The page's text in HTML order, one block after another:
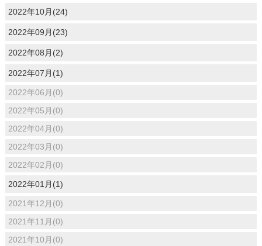
2022年10月(24)
2022年09月(23)
2022年08月(2)
2022年07月(1)
2022年06月(0)
2022年05月(0)
2022年04月(0)
2022年03月(0)
2022年02月(0)
2022年01月(1)
2021年12月(0)
2021年11月(0)
2021年10月(0)